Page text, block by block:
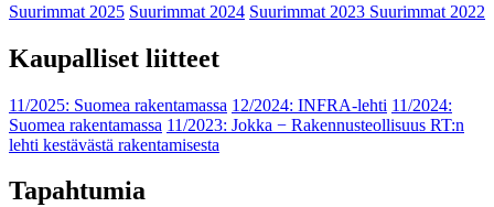
Suurimmat 2025 Suurimmat 2024 Suurimmat 2023 Suurimmat 2022
Kaupalliset liitteet
11/2025: Suomea rakentamassa 12/2024: INFRA-lehti 11/2024:
Suomea rakentamassa 11/2023: Jokka − Rakennusteollisuus RT:n
lehti kestävästä rakentamisesta
Tapahtumia